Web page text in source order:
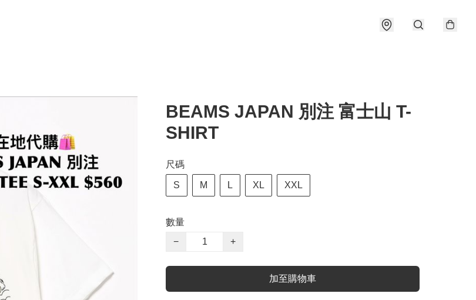
BEAMS JAPAN 別注 富士山 T-
SHIRT
尺碼
S M L XL XXL
數量
−
+
加至購物車